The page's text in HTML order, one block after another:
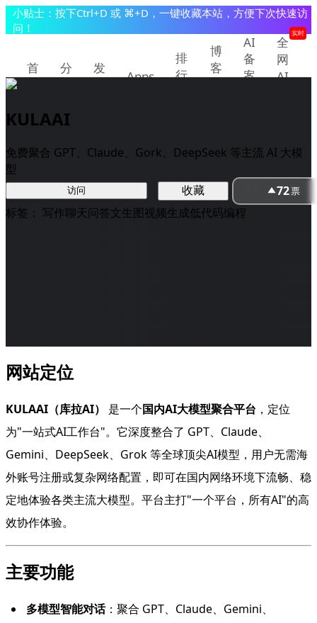
小贴士：按下Ctrl+D 或 ⌘+D，一键收藏本站，方便下次快速访
问！
首
分
发
Apps
排
行
博
客
AI
备
案
全
网
AI
实时
提交/推广产品
KULAAI
免费聚合 GPT、Claude、Gork、DeepSeek 等主流 AI 大模
型
访问 收藏 72票
标签： 写作聊天问答文生图视频生成低代码编程
网站定位
KULAAI（库拉AI） 是一个国内AI大模型聚合平台 ，定位
为"一站式AI工作台"。它深度整合了 GPT、Claude、
Gemini、DeepSeek、Grok 等全球顶尖AI模型，用户无需海
外账号注册或复杂网络配置，即可在国内网络环境下流畅、稳
定地体验各类主流大模型。平台主打"一个平台，所有AI"的高
效协作体验。
主要功能
多模型智能对话：聚合 GPT、Claude、Gemini、